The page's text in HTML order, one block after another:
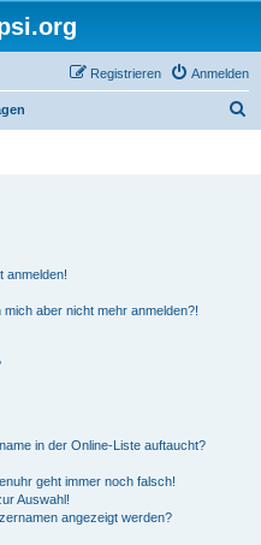
Anmelden
Registrieren
anmelden!
aber nicht mehr anmelden?!
in der Online-Liste auftaucht?
geht immer noch falsch!
Auswahl!
angezeigt werden?